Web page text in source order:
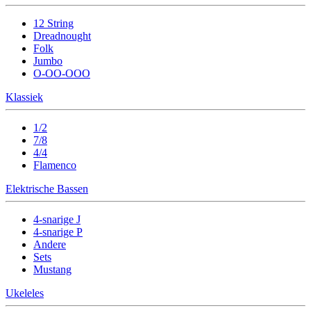
12 String
Dreadnought
Folk
Jumbo
O-OO-OOO
Klassiek
1/2
7/8
4/4
Flamenco
Elektrische Bassen
4-snarige J
4-snarige P
Andere
Sets
Mustang
Ukeleles